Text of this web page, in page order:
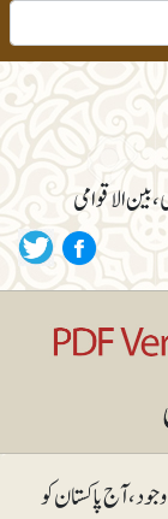
بین الاقوامی
آج پاکستان کو